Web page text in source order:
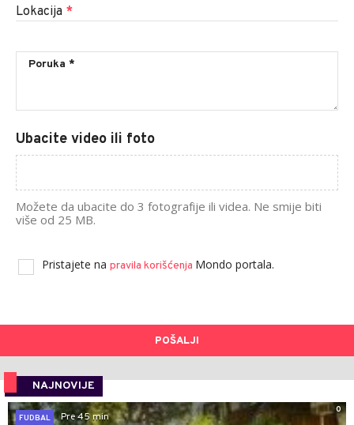
Lokacija *
Ubacite video ili foto
Možete da ubacite do 3 fotografije ili videa. Ne smije biti
više od 25 MB.
Pristajete na pravila korišćenja Mondo portala.
POŠALJI
NAJNOVIJE
0
FUDBAL
Pre 45 min